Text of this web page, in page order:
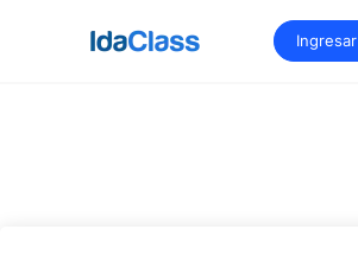
Ingresar